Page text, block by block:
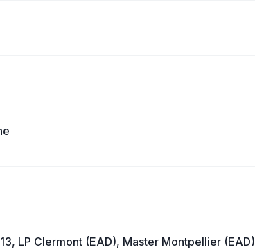
LP Clermont (EAD), Master Montpellier (EAD)